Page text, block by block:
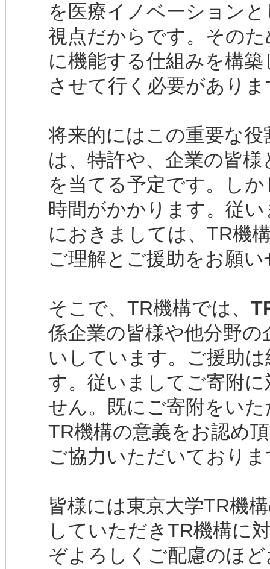
を医療イノベーション
視点だからです。その
に機能する仕組みを構
させて行く必要があり
将来的にはこの重要な
は、特許や、企業の皆
を当てる予定です。し
時間がかかります。従
におきましては、TR機
ご理解とご援助をお願
そこで、TR機構では、
係企業の皆様や他分野
いしています。ご援助
す。従いましてご寄附
せん。既にご寄附をい
TR機構の意義をお認め
ご協力いただいており
皆様には東京大学TR機
していただきTR機構に
ぞよろしくご配慮のほ